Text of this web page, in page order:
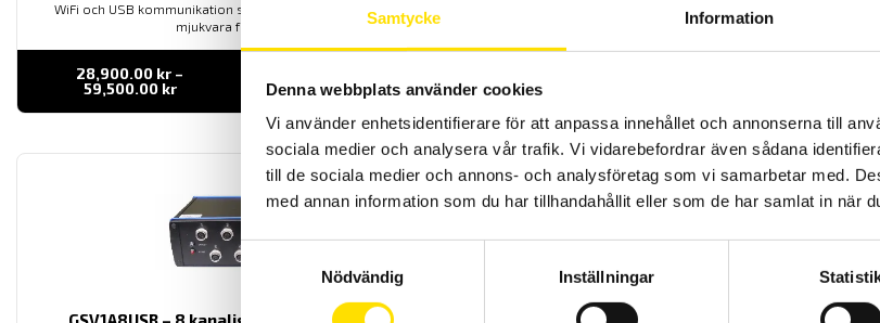
Samtycke Information
Denna webbplats använder cookies
Vi använder enhetsidentifierare för att anpassa innehållet och annonserna till
sociala medier och analysera vår trafik. Vi vidarebefordrar även sådana
till de sociala medier och annons- och analysföretag som vi samarbetar med.
med annan information som du har tillhandahållit eller som de har samlat in när
Samtyckesval
Nödvändig
Inställningar
WiFi och USB kommunikation samt inbyggd webbserver. Även
mjukvara för PC ingår.
28,900.00 kr –
59,500.00 krPrisintervall:
till
LÄS MER 5,500.00
till
7,640.00 kr